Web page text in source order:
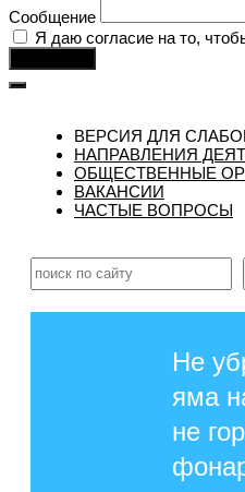
Сообщение
Я даю согласие на то,
ВЕРСИЯ ДЛЯ
НАПРАВЛЕНИЯ
ОБЩЕСТВЕННЫЕ
ВАКАНСИИ
ЧАСТЫЕ ВОПРОСЫ
Не
яма
не